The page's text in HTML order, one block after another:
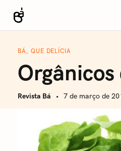
i
Revista Bá
BÁ, QUE DELÍCIA
Revista Bá 7 de março de